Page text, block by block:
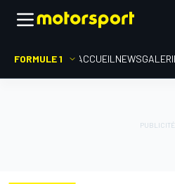
FORMULE 1 ACCUEIL NEWS